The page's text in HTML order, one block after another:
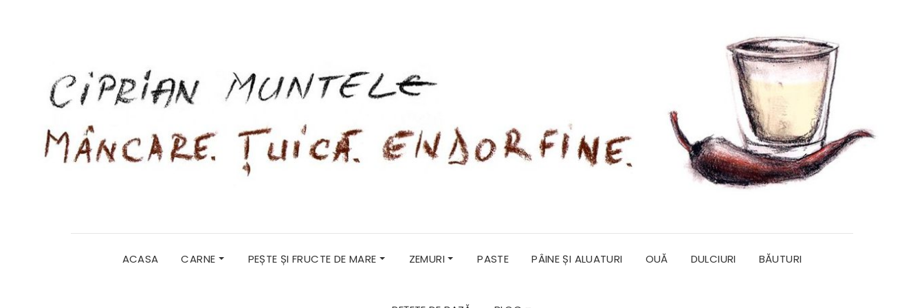
ACASA CARNE PEȘTE ȘI FRUCTE DE MARE ZEMURI PASTE PÂINE ȘI ALUATURI OUĂ DULCIURI BĂUTURI